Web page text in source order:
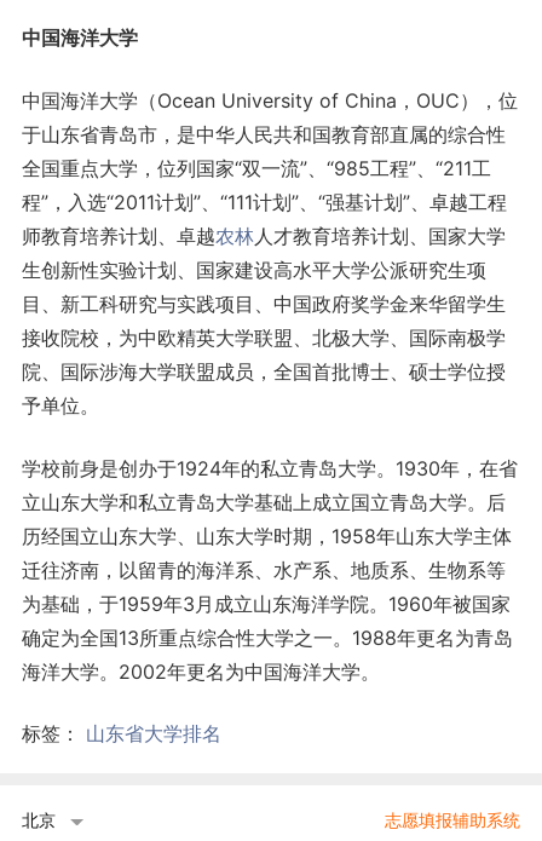
中国海洋大学
中国海洋大学（Ocean University of China，OUC），位
于山东省青岛市，是中华人民共和国教育部直属的综合性
全国重点大学，位列国家“双一流”、“985工程”、“211工
程”，入选“2011计划”、“111计划”、“强基计划”、卓越工程
师教育培养计划、卓越农林人才教育培养计划、国家大学
生创新性实验计划、国家建设高水平大学公派研究生项
目、新工科研究与实践项目、中国政府奖学金来华留学生
接收院校，为中欧精英大学联盟、北极大学、国际南极学
院、国际涉海大学联盟成员，全国首批博士、硕士学位授
予单位。
学校前身是创办于1924年的私立青岛大学。1930年，在省
立山东大学和私立青岛大学基础上成立国立青岛大学。后
历经国立山东大学、山东大学时期，1958年山东大学主体
迁往济南，以留青的海洋系、水产系、地质系、生物系等
为基础，于1959年3月成立山东海洋学院。1960年被国家
确定为全国13所重点综合性大学之一。1988年更名为青岛
海洋大学。2002年更名为中国海洋大学。
标签： 山东省大学排名
北京 志愿填报辅助系统